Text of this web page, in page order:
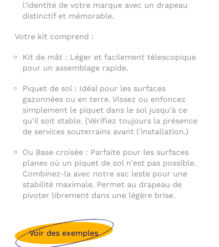
l'identité de votre marque avec un drapeau
distinctif et mémorable.
Votre kit comprend :
Kit de mât : Léger et facilement télescopique
pour un assemblage rapide.
Piquet de sol : Idéal pour les surfaces
gazonnées ou en terre. Vissez ou enfoncez
simplement le piquet dans le sol jusqu'à ce
qu'il soit stable. (Vérifiez toujours la présence
de services souterrains avant l'installation.)
Ou Base croisée : Parfaite pour les surfaces
planes où un piquet de sol n'est pas possible.
Combinez-la avec notre sac leste pour une
stabilité maximale. Permet au drapeau de
pivoter librement dans une légère brise.
Voir des exemples